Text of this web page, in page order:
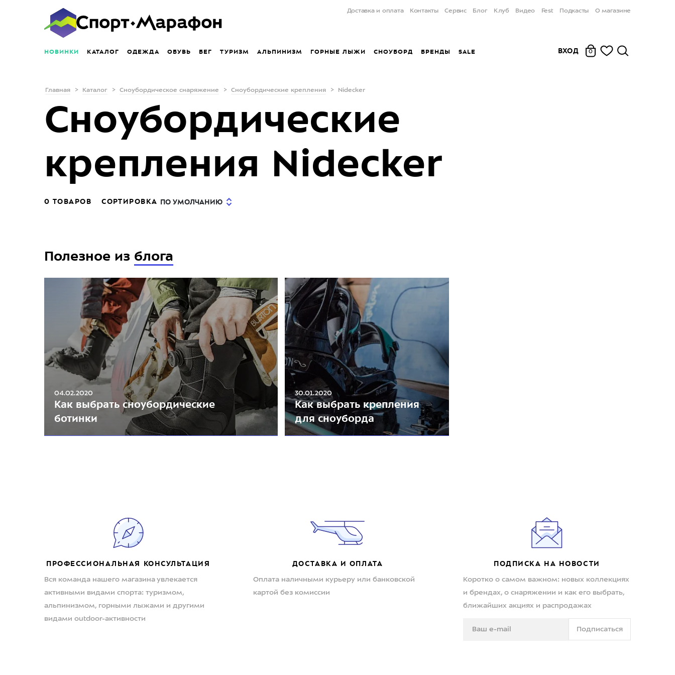
Доставка и оплата Контакты Сервис Блог Клуб Видео Fest Подкасты О магазине
НОВИНКИ КАТАЛОГ ОДЕЖДА ОБУВЬ БЕГ ТУРИЗМ АЛЬПИНИЗМ ГОРНЫЕ ЛЫЖИ СНОУБОРД БРЕНДЫ SALE ВХОД 0
Главная Каталог Сноубордическое снаряжение Сноубордические крепления Nidecker
Сноубордические
крепления Nidecker
0 ТОВАРОВ СОРТИРОВКА ПО УМОЛЧАНИЮ
Полезное из блога
04.02.2020
Как выбрать сноубордические
ботинки
30.01.2020
Как выбрать крепления
для сноуборда
ПРОФЕССИОНАЛЬНАЯ КОНСУЛЬТАЦИЯ
Вся команда нашего магазина увлекается
активными видами спорта: туризмом,
альпинизмом, горными лыжами и другими
видами outdoor-активности
ДОСТАВКА И ОПЛАТА
Оплата наличными курьеру или банковской
картой без комиссии
ПОДПИСКА НА НОВОСТИ
Коротко о самом важном: новых коллекциях
и брендах, о снаряжении и как его выбрать,
ближайших акциях и распродажах
Подписаться